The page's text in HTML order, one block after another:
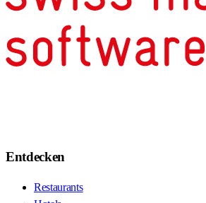
Entdecken
Restaurants